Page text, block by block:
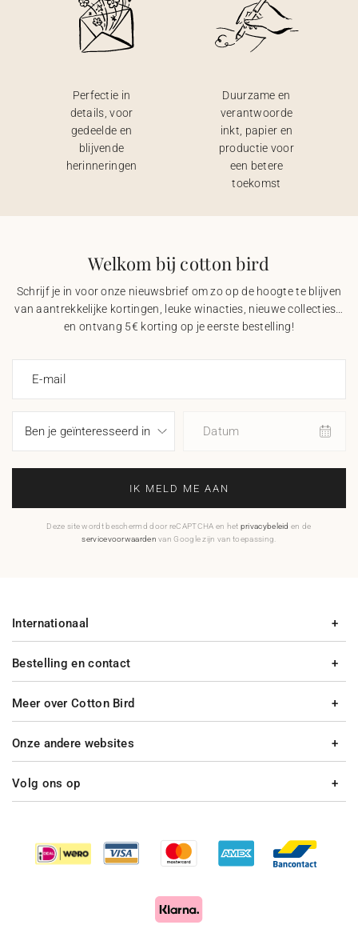
Perfectie in
details, voor
gedeelde en
blijvende
herinneringen
Duurzame en
verantwoorde
inkt, papier en
productie voor
een betere
toekomst
Welkom bij cotton bird
Schrijf je in voor onze nieuwsbrief om zo op de hoogte te blijven
van aantrekkelijke kortingen, leuke winacties, nieuwe collecties…
en ontvang 5€ korting op je eerste bestelling!
E-mail
Datum
IK MELD ME AAN
Deze site wordt beschermd door reCAPTCHA en het privacybeleid en de
servicevoorwaarden van Google zijn van toepassing.
Bestelling en contact
Meer over Cotton Bird
Internationaal
Onze andere websites
Volg ons op